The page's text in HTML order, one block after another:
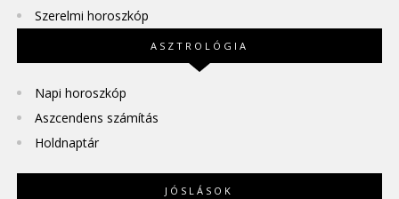
Szerelmi horoszkóp
ASZTROLÓGIA
Napi horoszkóp
Aszcendens számítás
Holdnaptár
JÓSLÁSOK